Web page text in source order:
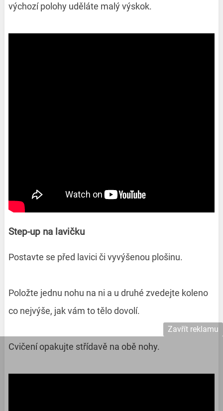
výchozí polohy uděláte malý výskok.
Step-up na lavičku
Postavte se před lavici či vyvýšenou plošinu.
Položte jednu nohu na ni a u druhé zvedejte koleno
co nejvýše, jak vám to tělo dovolí.
Cvičení opakujte střídavě na obě nohy.
Zavřít reklamu